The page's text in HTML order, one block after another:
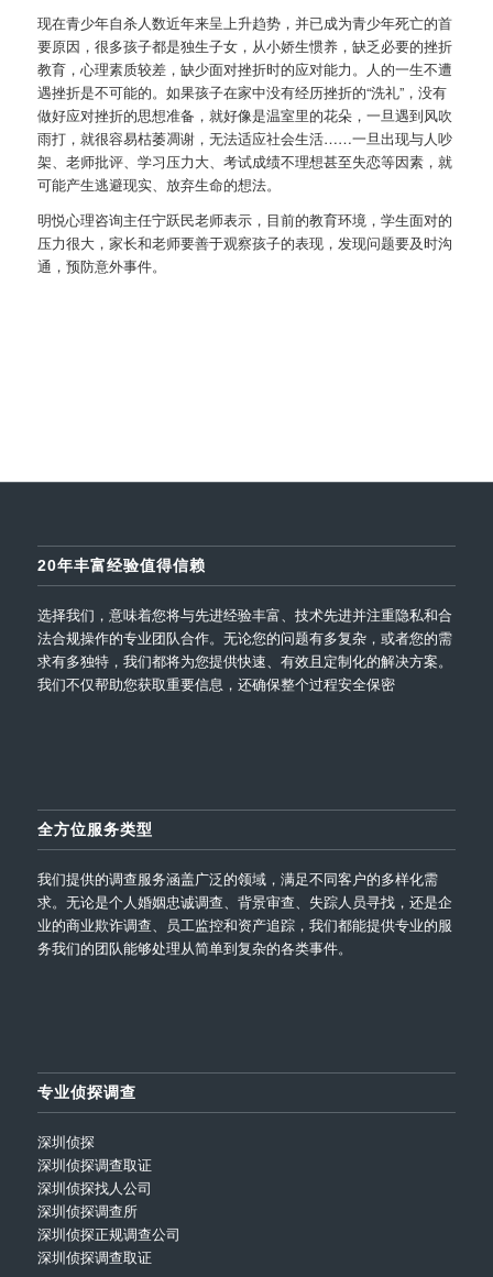
现在青少年自杀人数近年来呈上升趋势，并已成为青少年死亡的首
要原因，很多孩子都是独生子女，从小娇生惯养，缺乏必要的挫折
教育，心理素质较差，缺少面对挫折时的应对能力。人的一生不遭
遇挫折是不可能的。如果孩子在家中没有经历挫折的“洗礼”，没有
做好应对挫折的思想准备，就好像是温室里的花朵，一旦遇到风吹
雨打，就很容易枯萎凋谢，无法适应社会生活……一旦出现与人吵
架、老师批评、学习压力大、考试成绩不理想甚至失恋等因素，就
可能产生逃避现实、放弃生命的想法。
明悦心理咨询主任宁跃民老师表示，目前的教育环境，学生面对的
压力很大，家长和老师要善于观察孩子的表现，发现问题要及时沟
通，预防意外事件。
20年丰富经验值得信赖
选择我们，意味着您将与先进经验丰富、技术先进并注重隐私和合
法合规操作的专业团队合作。无论您的问题有多复杂，或者您的需
求有多独特，我们都将为您提供快速、有效且定制化的解决方案。
我们不仅帮助您获取重要信息，还确保整个过程安全保密
全方位服务类型
我们提供的调查服务涵盖广泛的领域，满足不同客户的多样化需
求。无论是个人婚姻忠诚调查、背景审查、失踪人员寻找，还是企
业的商业欺诈调查、员工监控和资产追踪，我们都能提供专业的服
务我们的团队能够处理从简单到复杂的各类事件。
专业侦探调查
深圳侦探
深圳侦探调查取证
深圳侦探找人公司
深圳侦探调查所
深圳侦探正规调查公司
深圳侦探调查取证